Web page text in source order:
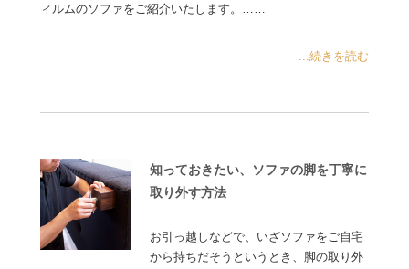
ィルムのソファをご紹介いたします。……
...続きを読む
知っておきたい、ソファの脚を丁寧に
取り外す方法
お引っ越しなどで、いざソファをご自宅
から持ちだそうというとき、脚の取り外